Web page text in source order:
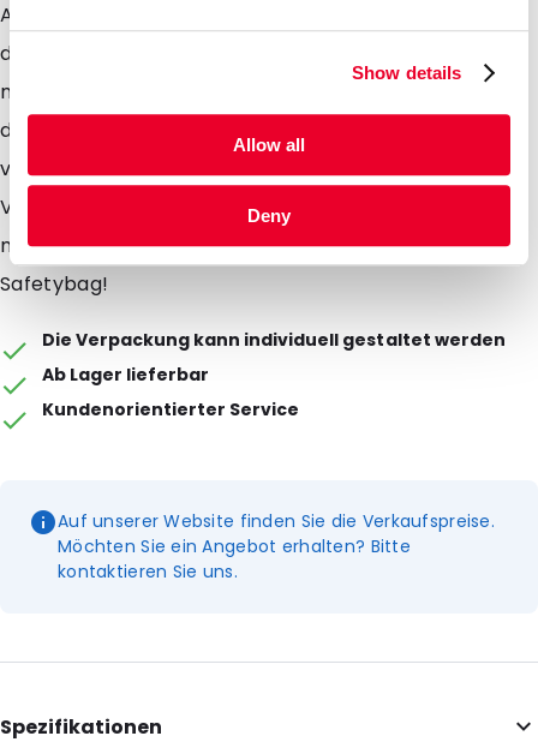
Show details
Allow all
Deny
Abmessungen der Transportblister sind so gewählt,
das diese in die PolyMed Versandtasche passen. Die
meisten Transportblister können in Kombination mit
den meisten anderen Produkten als Briefpost
versendet werden, dies spart Versandkosten.
Verswenden Sie die Transportblister in Kombination
mit feuchtigkeitsabsorbierendem Material und einem
Safetybag!
Die Verpackung kann individuell gestaltet werden
Ab Lager lieferbar
Kundenorientierter Service
Auf unserer Website finden Sie die Verkaufspreise.
Möchten Sie ein Angebot erhalten? Bitte
kontaktieren Sie uns.
Spezifikationen